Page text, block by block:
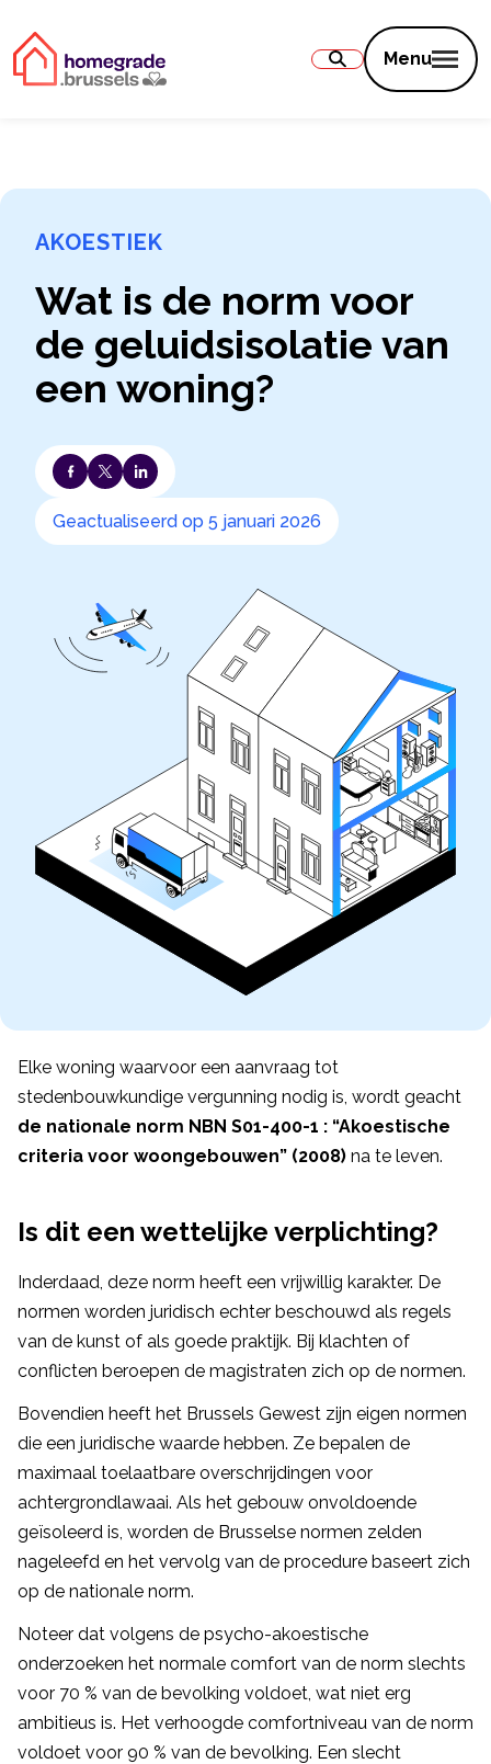
Menu
AKOESTIEK
Wat is de norm voor
de geluidsisolatie van
een woning?
Geactualiseerd op 5 januari 2026
Elke woning waarvoor een aanvraag tot
stedenbouwkundige vergunning nodig is, wordt geacht
de nationale norm NBN S01-400-1 : “Akoestische
criteria voor woongebouwen” (2008) na te leven.
Is dit een wettelijke verplichting?
Inderdaad, deze norm heeft een vrijwillig karakter. De
normen worden juridisch echter beschouwd als regels
van de kunst of als goede praktijk. Bij klachten of
conflicten beroepen de magistraten zich op de normen.
Bovendien heeft het Brussels Gewest zijn eigen normen
die een juridische waarde hebben. Ze bepalen de
maximaal toelaatbare overschrijdingen voor
achtergrondlawaai. Als het gebouw onvoldoende
geïsoleerd is, worden de Brusselse normen zelden
nageleefd en het vervolg van de procedure baseert zich
op de nationale norm.
Noteer dat volgens de psycho-akoestische
onderzoeken het normale comfort van de norm slechts
voor 70 % van de bevolking voldoet, wat niet erg
ambitieus is. Het verhoogde comfortniveau van de norm
voldoet voor 90 % van de bevolking. Een slecht